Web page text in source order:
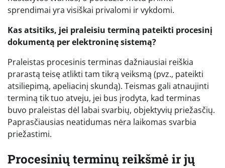
sprendimai yra visiškai privalomi ir vykdomi.
Kas atsitiks, jei praleisiu terminą pateikti procesinį
dokumentą per elektroninę sistemą?
Praleistas procesinis terminas dažniausiai reiškia
prarastą teisę atlikti tam tikrą veiksmą (pvz., pateikti
atsiliepimą, apeliacinį skundą). Teismas gali atnaujinti
terminą tik tuo atveju, jei bus įrodyta, kad terminas
buvo praleistas dėl labai svarbių, objektyvių priežasčių.
Paprasčiausias neatidumas nėra laikomas svarbia
priežastimi.
Procesinių terminų reikšmė ir jų